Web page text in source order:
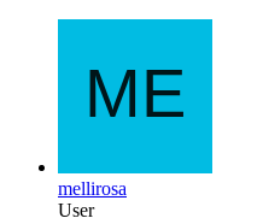
mellirosa
User